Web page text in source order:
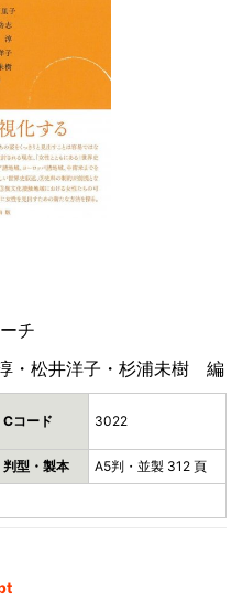
チ
・松井洋子・杉浦未樹 編
Cコード 3022
判型・製本 A5判・並製 312 頁